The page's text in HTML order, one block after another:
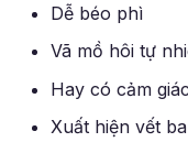
Dễ béo phì
Vã mồ hôi tự
Hay có cảm
Xuất hiện vết